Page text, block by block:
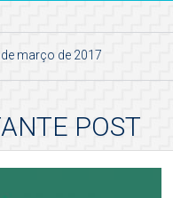
março de 2017
POST